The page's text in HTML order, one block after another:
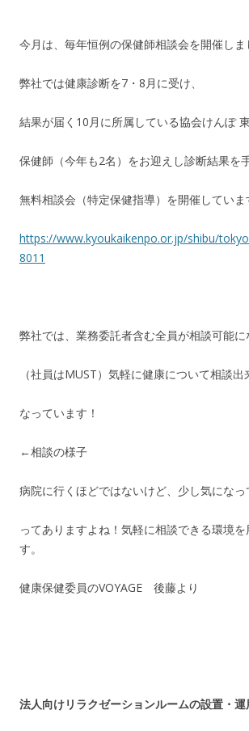
今月は、毎年恒例の保健師相談会を開催しま
弊社では健康診断を7・8月に受け、
結果が届く10月に所属している協会けんぽ 東
保健師（今年も2名）をお迎えし診断結果を手
無料相談会（特定保健指導）を開催していま
https://www.kyoukaikenpo.or.jp/shibu/
8011
弊社では、業務委託者含む全員が相談可能に
（社員はMUST）気軽に健康について相談出
なっています！
←相談の様子
病院に行くほどではないけど、少し気にな
ってありますよね！気軽に相談できる環境を
す。
健康保健委員のVOYAGE 後藤より
法人向けリラクゼーションルームの設置・